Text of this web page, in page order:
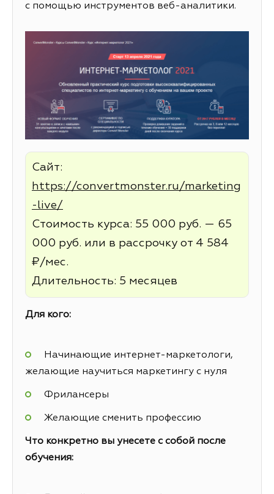
с помощью инструментов веб-аналитики.
Сайт:
https://convertmonster.ru/marketing
-live/
Стоимость курса: 55 000 руб. — 65
000 руб. или в рассрочку от 4 584
₽/мес.
Длительность: 5 месяцев
Для кого:
Начинающие интернет-маркетологи,
желающие научиться маркетингу с нуля
Фрилансеры
Желающие сменить профессию
Что конкретно вы унесете с собой после
обучения: